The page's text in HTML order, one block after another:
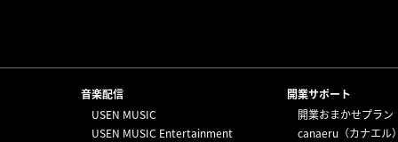
⁩音楽配信
USEN MUSIC
USEN MUSIC Entertainment
開業サポート
開業おまかせプラン
canaeru（カナエル